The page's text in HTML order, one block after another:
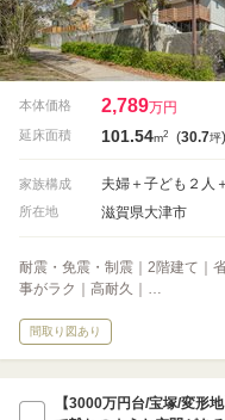
本体価格 2,789万円
延床面積 101.54m2 (30.7坪)
家族構成 夫婦＋子ども２人
所在地 滋賀県大津市
耐震・免震・制震｜2階建て｜
事がラク｜高耐久｜…
間取り図あり
【3000万円台/宝塚/変形